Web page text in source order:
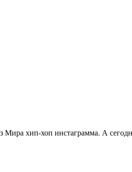
хип-хоп инстаграмма. А